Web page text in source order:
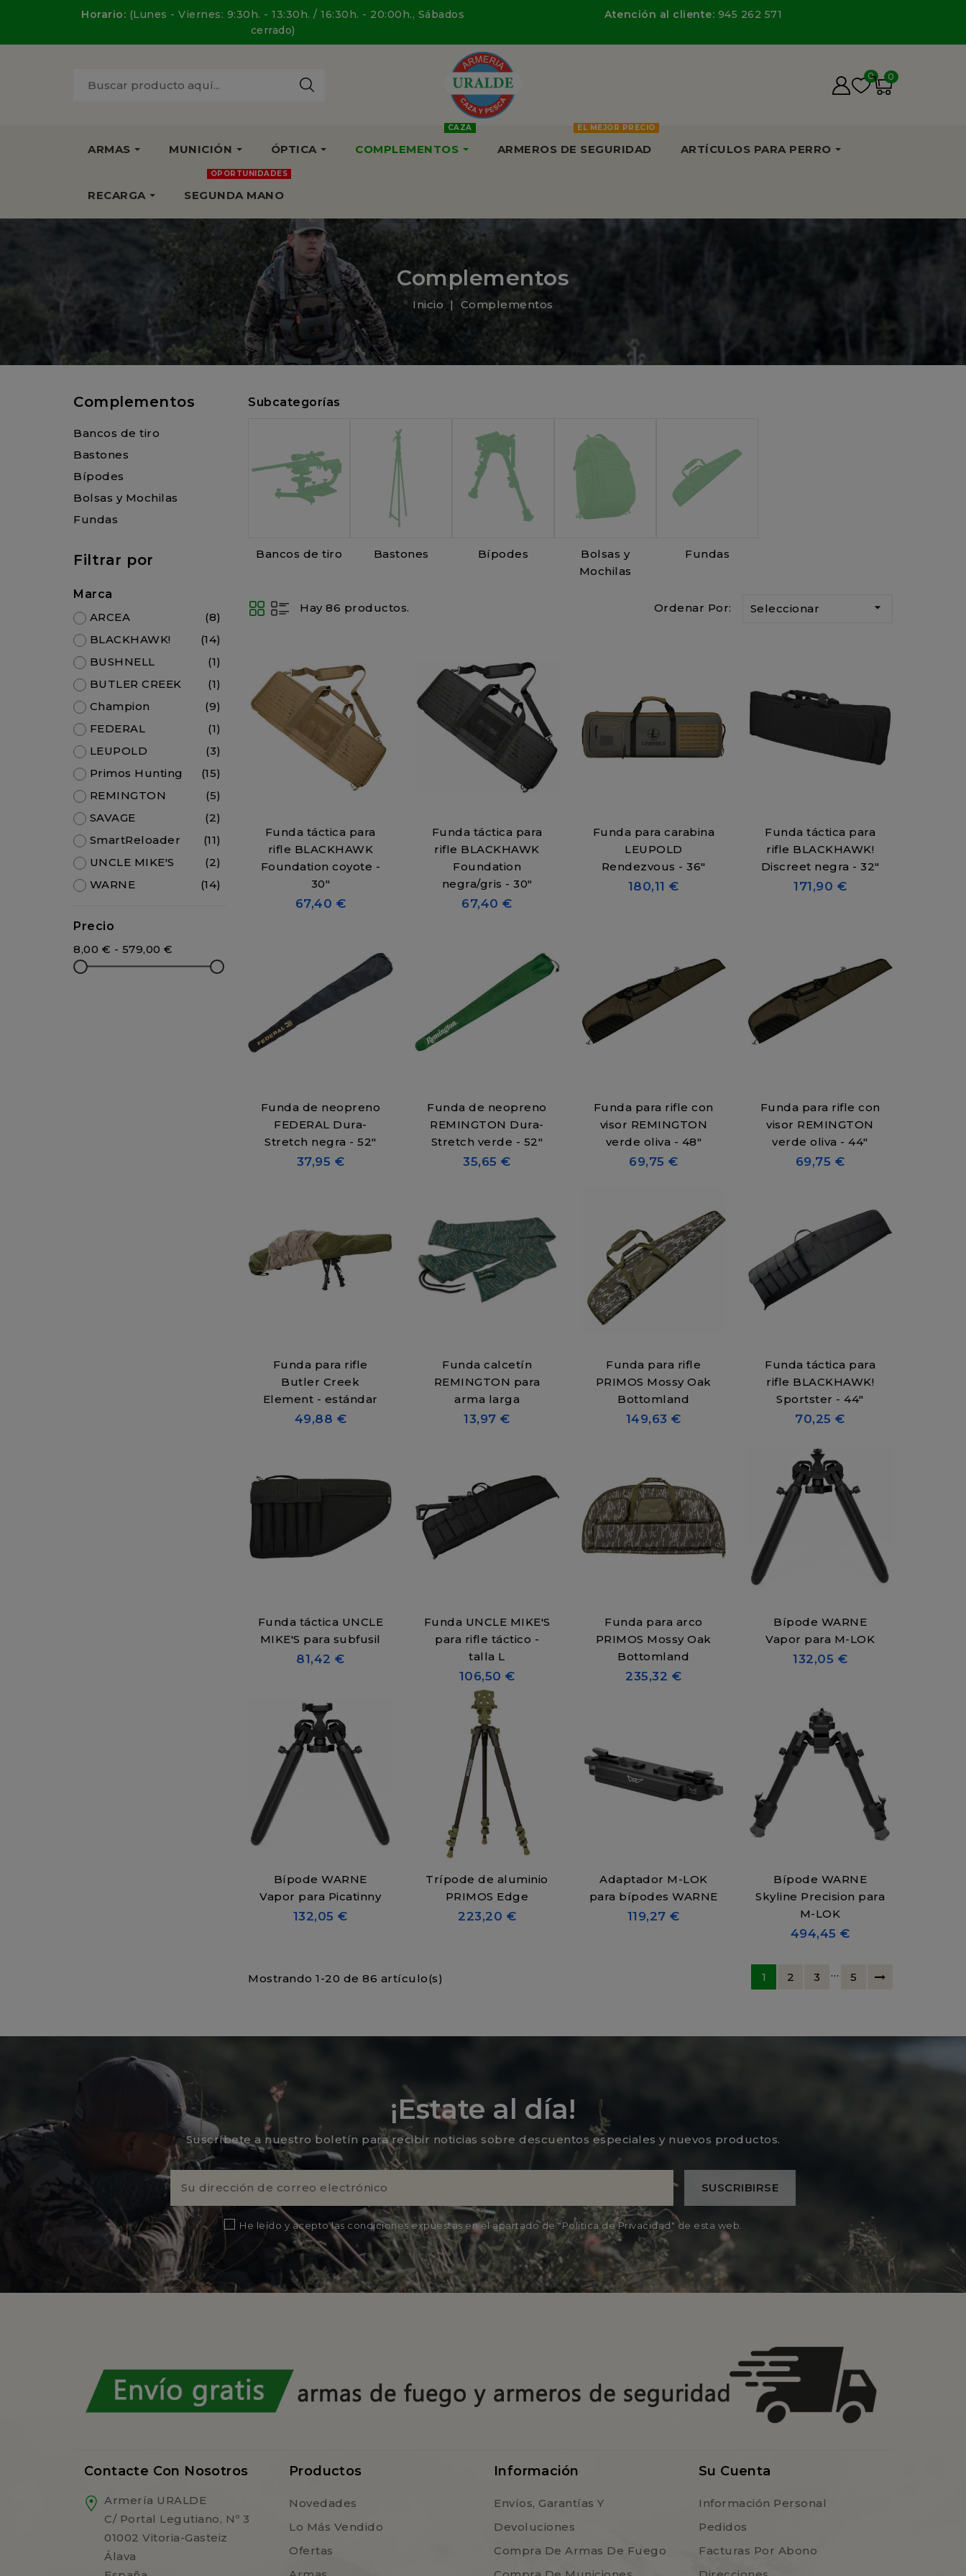
Horario: (Lunes - Viernes: 9:30h. - 13:30h. / 16:30h. - 20:00h., Sábados
cerrado)
Atención al cliente: 945 262 571
0 0
ARMAS MUNICIÓN ÓPTICA COMPLEMENTOS
CAZA
ARMEROS DE SEGURIDAD
EL MEJOR PRECIO
ARTÍCULOS PARA PERRO
RECARGA SEGUNDA MANO
OPORTUNIDADES
Complementos
Inicio Complementos
Complementos
Bancos de tiro
Bastones
Bípodes
Bolsas y Mochilas
Fundas
Filtrar por
Marca
ARCEA
(8)
BLACKHAWK!
(14)
BUSHNELL
(1)
BUTLER CREEK
(1)
Champion
(9)
FEDERAL
(1)
LEUPOLD
(3)
Primos Hunting
(15)
REMINGTON
(5)
SAVAGE
(2)
SmartReloader
(11)
UNCLE MIKE'S
(2)
WARNE
(14)
Precio
8,00 € - 579,00 €
Subcategorías
Bancos de tiro Bastones Bípodes
Bolsas y
Mochilas
Fundas
Hay 86 productos. Ordenar Por: Seleccionar 
Funda táctica para
rifle BLACKHAWK
Foundation coyote -
30"
67,40 €
Funda táctica para
rifle BLACKHAWK
Foundation
negra/gris - 30"
67,40 €
Funda para carabina
LEUPOLD
Rendezvous - 36"
180,11 €
Funda táctica para
rifle BLACKHAWK!
Discreet negra - 32"
171,90 €
Funda de neopreno
FEDERAL Dura-
Stretch negra - 52"
37,95 €
Funda de neopreno
REMINGTON Dura-
Stretch verde - 52"
35,65 €
Funda para rifle con
visor REMINGTON
verde oliva - 48"
69,75 €
Funda para rifle con
visor REMINGTON
verde oliva - 44"
69,75 €
Funda para rifle
Butler Creek
Element - estándar
49,88 €
Funda calcetín
REMINGTON para
arma larga
13,97 €
Funda para rifle
PRIMOS Mossy Oak
Bottomland
149,63 €
Funda táctica para
rifle BLACKHAWK!
Sportster - 44"
70,25 €
Funda táctica UNCLE
MIKE'S para subfusil
81,42 €
Funda UNCLE MIKE'S
para rifle táctico -
talla L
106,50 €
Funda para arco
PRIMOS Mossy Oak
Bottomland
235,32 €
Bípode WARNE
Vapor para M-LOK
132,05 €
Bípode WARNE
Vapor para Picatinny
132,05 €
Trípode de aluminio
PRIMOS Edge
223,20 €
Adaptador M-LOK
para bípodes WARNE
119,27 €
Bípode WARNE
Skyline Precision para
M-LOK
494,45 €
Mostrando 1-20 de 86 artículo(s) 1 2 3 … 5
¡Estate al día!
Suscríbete a nuestro boletín para recibir noticias sobre descuentos especiales y nuevos productos.
He leído y acepto las condiciones expuestas en el apartado de "Política de Privacidad" de esta web.
Contacte Con Nosotros
Armería URALDE
C/ Portal Legutiano, Nº 3
01002 Vitoria-Gasteiz
Álava
Productos
Novedades
Lo Más Vendido
Ofertas
Información
Envíos, Garantías Y
Devoluciones
Compra De Armas De Fuego
Su Cuenta
Información Personal
Pedidos
Facturas Por Abono